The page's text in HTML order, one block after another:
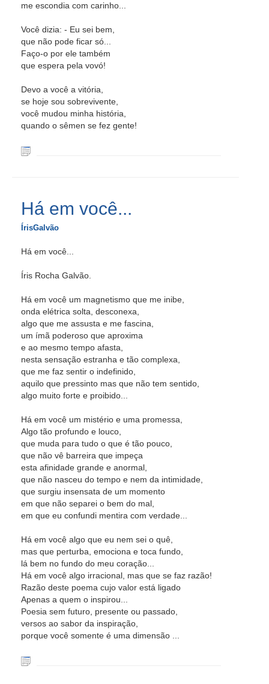
me escondia com carinho...
Você dizia: - Eu sei bem,
que não pode ficar só...
Faço-o por ele também
que espera pela vovó!
Devo a você a vitória,
se hoje sou sobrevivente,
você mudou minha história,
quando o sêmen se fez gente!
Há em você...
ÍrisGalvão
Há em você...
Íris Rocha Galvão.
Há em você um magnetismo que me inibe,
onda elétrica solta, desconexa,
algo que me assusta e me fascina,
um ímã poderoso que aproxima
e ao mesmo tempo afasta,
nesta sensação estranha e tão complexa,
que me faz sentir o indefinido,
aquilo que pressinto mas que não tem sentido,
algo muito forte e proibido...
Há em você um mistério e uma promessa,
Algo tão profundo e louco,
que muda para tudo o que é tão pouco,
que não vê barreira que impeça
esta afinidade grande e anormal,
que não nasceu do tempo e nem da intimidade,
que surgiu insensata de um momento
em que não separei o bem do mal,
em que eu confundi mentira com verdade...
Há em você algo que eu nem sei o quê,
mas que perturba, emociona e toca fundo,
lá bem no fundo do meu coração...
Há em você algo irracional, mas que se faz razão!
Razão deste poema cujo valor está ligado
Apenas a quem o inspirou...
Poesia sem futuro, presente ou passado,
versos ao sabor da inspiração,
porque você somente é uma dimensão ...